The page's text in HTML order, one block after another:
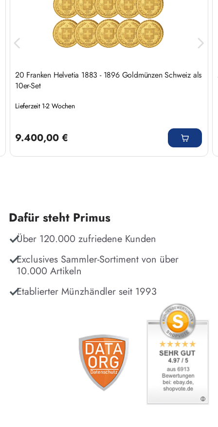
20 Franken Helvetia 1883 - 1896 Goldmünzen Schweiz als
10er-Set
Lieferzeit 1-2 Wochen
9.400,00 €
Dafür steht Primus
Über 120.000 zufriedene Kunden
Exclusives Sammler-Sortiment von über
10.000 Artikeln
Etablierter Münzhändler seit 1993